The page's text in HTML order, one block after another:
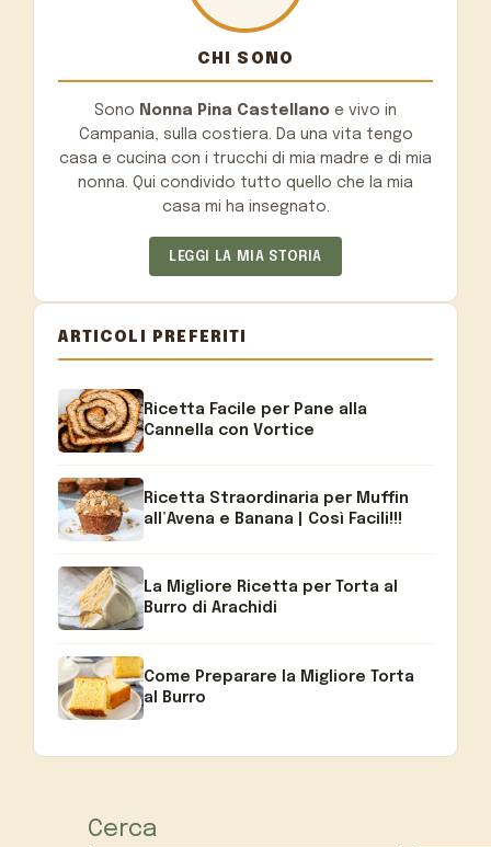
CHI SONO
Sono Nonna Pina Castellano e vivo in
Campania, sulla costiera. Da una vita tengo
casa e cucina con i trucchi di mia madre e di mia
nonna. Qui condivido tutto quello che la mia
casa mi ha insegnato.
LEGGI LA MIA STORIA
ARTICOLI PREFERITI
Ricetta Facile per Pane alla
Cannella con Vortice
Ricetta Straordinaria per Muffin
all’Avena e Banana | Così Facili!!!
La Migliore Ricetta per Torta al
Burro di Arachidi
Come Preparare la Migliore Torta
al Burro
Cerca